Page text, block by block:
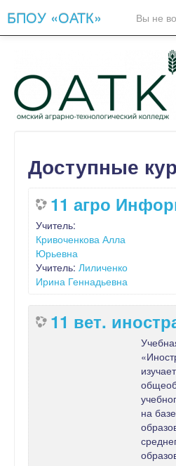
БПОУ «ОАТК» Вы не
Доступные
11 агро
Учитель:
Кривоченкова Алла
Юрьевна
Учитель: Лиличенко
Ирина Геннадьевна
11 вет.
на